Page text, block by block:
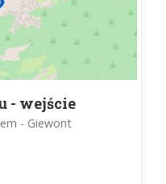
- wejście
- Giewont